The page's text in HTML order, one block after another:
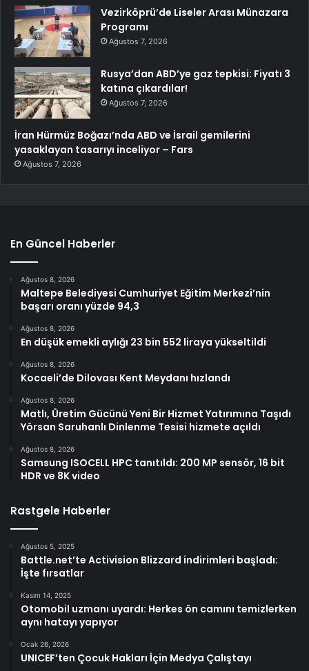
Vezirköprü’de Liseler Arası Münazara
Programı
Ağustos 7, 2026
Rusya’dan ABD’ye gaz tepkisi: Fiyatı 3
katına çıkardılar!
Ağustos 7, 2026
İran Hürmüz Boğazı’nda ABD ve İsrail gemilerini
yasaklayan tasarıyı inceliyor – Fars
Ağustos 7, 2026
En Güncel Haberler
Ağustos 8, 2026
Maltepe Belediyesi Cumhuriyet Eğitim Merkezi’nin
başarı oranı yüzde 94,3
Ağustos 8, 2026
En düşük emekli aylığı 23 bin 552 liraya yükseltildi
Ağustos 8, 2026
Kocaeli’de Dilovası Kent Meydanı hızlandı
Ağustos 8, 2026
Matlı, Üretim Gücünü Yeni Bir Hizmet Yatırımına Taşıdı
Yörsan Saruhanlı Dinlenme Tesisi hizmete açıldı
Ağustos 8, 2026
Samsung ISOCELL HPC tanıtıldı: 200 MP sensör, 16 bit
HDR ve 8K video
Rastgele Haberler
Ağustos 5, 2025
Battle.net’te Activision Blizzard indirimleri başladı:
İşte fırsatlar
Kasım 14, 2025
Otomobil uzmanı uyardı: Herkes ön camını temizlerken
aynı hatayı yapıyor
Ocak 26, 2026
UNICEF’ten Çocuk Hakları İçin Medya Çalıştayı